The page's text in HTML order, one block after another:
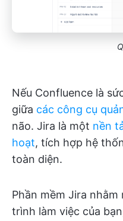
Nếu Confluence là
giữa các công cụ
não. Jira là một nền
hoạt, tích hợp hệ
toàn diện.
Phần mềm Jira
trình làm việc của